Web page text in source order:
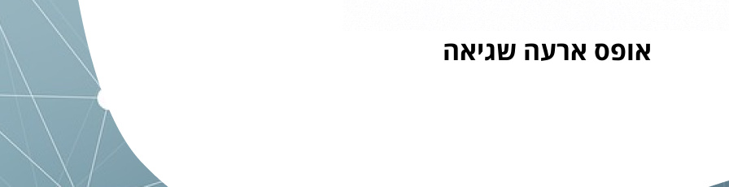
אופס ארעה שגיאה